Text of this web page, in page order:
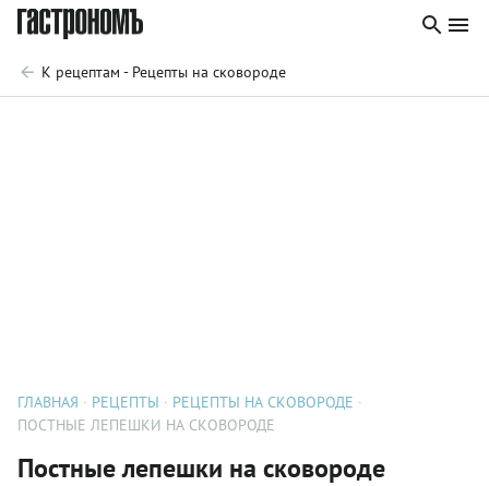
К рецептам - Рецепты на сковороде
ГЛАВНАЯ РЕЦЕПТЫ
РЕЦЕПТЫ НА СКОВОРОДЕ
ПОСТНЫЕ ЛЕПЕШКИ НА СКОВОРОДЕ
Постные лепешки на сковороде